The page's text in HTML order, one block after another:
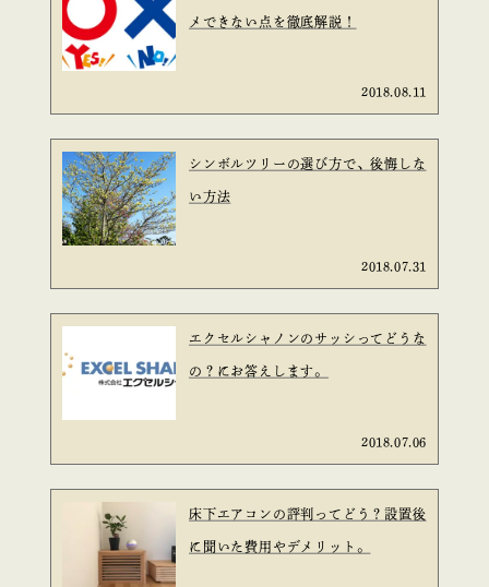
メできない点を徹底解説！
2018.08.11
シンボルツリーの選び方で、後悔しな
い方法
2018.07.31
エクセルシャノンのサッシってどうな
の？にお答えします。
2018.07.06
床下エアコンの評判ってどう？設置後
に聞いた費用やデメリット。